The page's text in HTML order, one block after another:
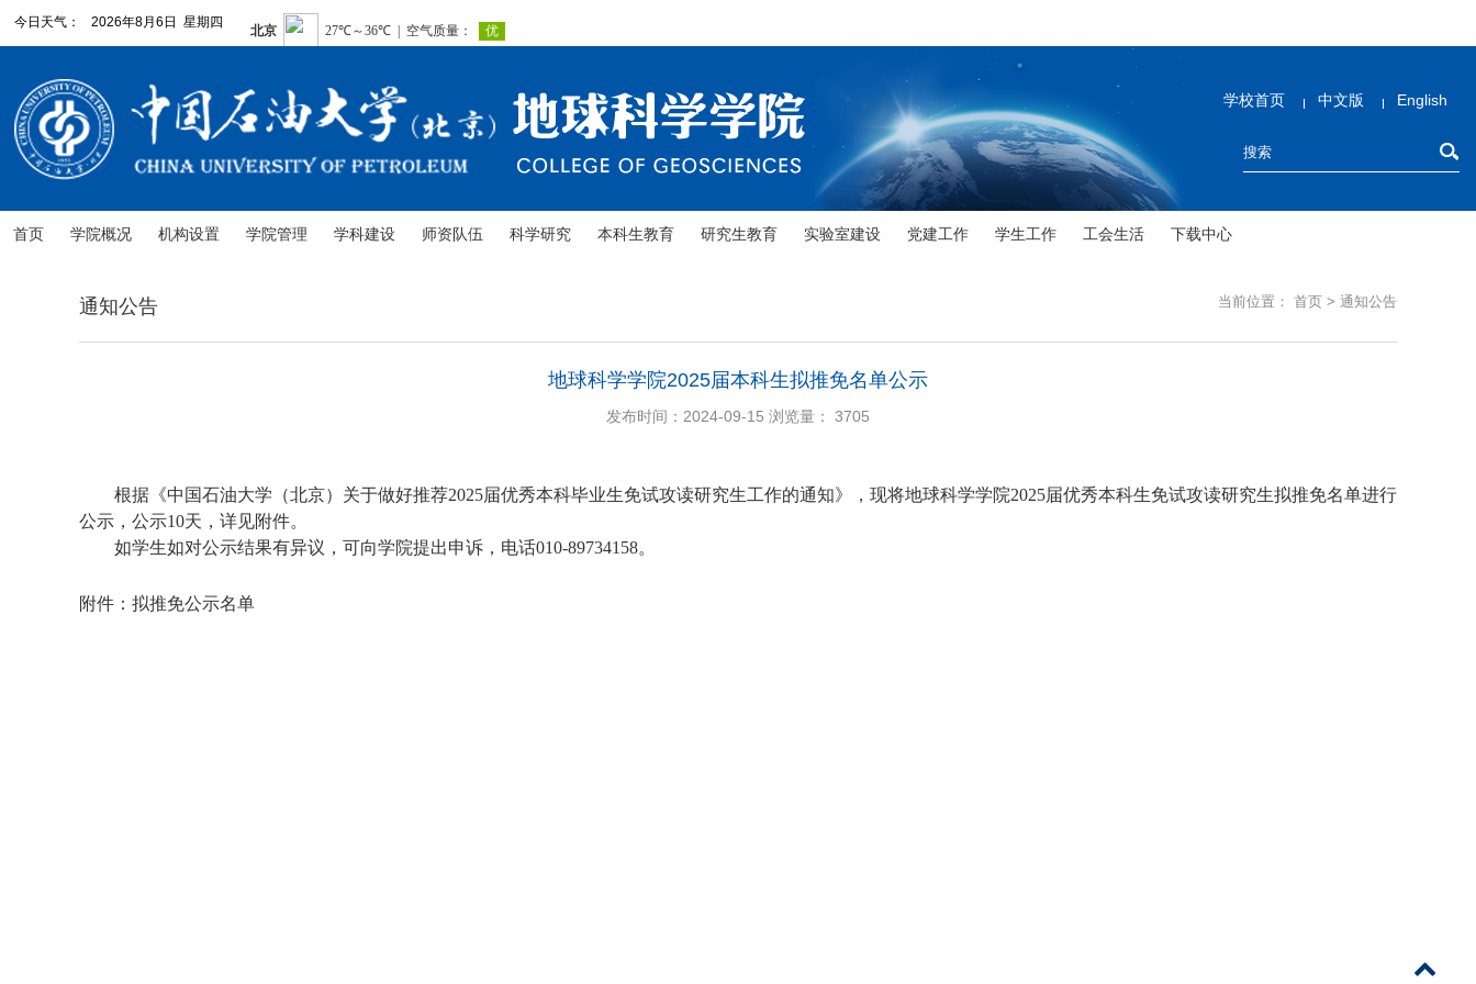
今日天气： 2026年8月6日 星期四
学校首页 中文版 English
首页 学院概况 机构设置 学院管理 学科建设 师资队伍 科学研究 本科生教育 研究生教育 实验室建设 党建工作 学生工作 工会生活 下载中心
当前位置： 首页 > 通知公告
通知公告
地球科学学院2025届本科生拟推免名单公示
发布时间：2024-09-15 浏览量： 3705
根据《中国石油大学（北京）关于做好推荐2025届优秀本科毕业生免试攻读研究生工作的通知》，现将地球科学学院2025届优秀本科生免试攻读研究生拟推免名单进行
公示，公示10天，详见附件。
如学生如对公示结果有异议，可向学院提出申诉，电话010-89734158。
附件： 拟推免公示名单